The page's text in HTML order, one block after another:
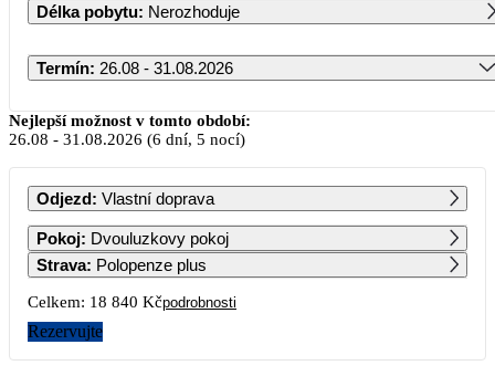
Délka pobytu: Nerozhoduje
Termín: 26.08 - 31.08.2026
Srpen 2026
PO ÚT ST ČT PÁ SO NE
1 2
3 4 5 6 7 8 9
Nejlepší možnost v tomto období:
26.08 - 31.08.2026 (6 dní, 5 nocí)
Odjezd: Vlastní doprava
Pokoj: Dvouluzkovy pokoj
Strava: Polopenze plus
Celkem: 18 840 Kčpodrobnosti
Rezervujte